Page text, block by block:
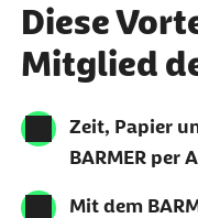
Diese
Mitglied
Zeit, Papier
BARMER per
Mit dem